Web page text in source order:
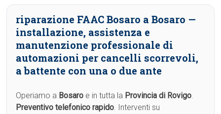
riparazione FAAC Bosaro a Bosaro —
installazione, assistenza e
manutenzione professionale di
automazioni per cancelli scorrevoli,
a battente con una o due ante
Operiamo a Bosaro e in tutta la Provincia di Rovigo.
Preventivo telefonico rapido. Interventi su